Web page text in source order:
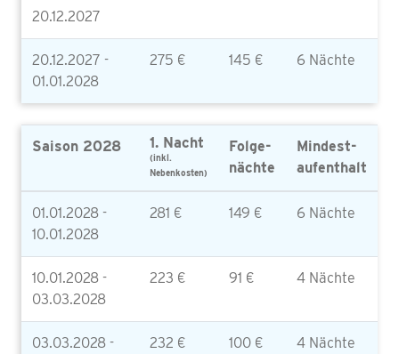
20.12.2027
20.12.2027 -
01.01.2028
275 € 145 € 6 Nächte
Saison 2028 1. Nacht
(inkl.
Nebenkosten)
Folge-
nächte
Mindest-
aufenthalt
01.01.2028 -
10.01.2028
281 € 149 € 6 Nächte
10.01.2028 -
03.03.2028
223 € 91 € 4 Nächte
03.03.2028 -
232 € 100 € 4 Nächte